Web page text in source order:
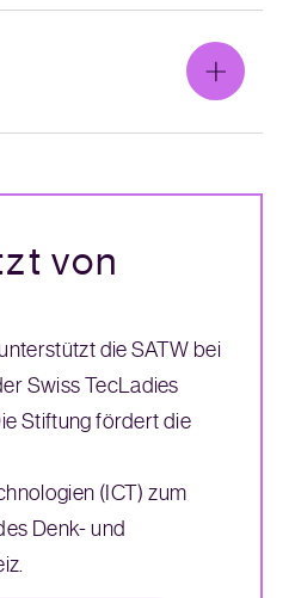
von
die SATW bei
Swiss TecLadies
Stiftung fördert die
(ICT) zum
Denk- und